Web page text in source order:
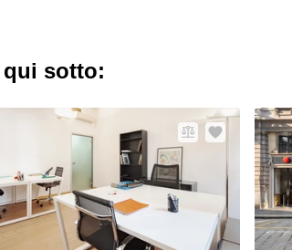
sotto: